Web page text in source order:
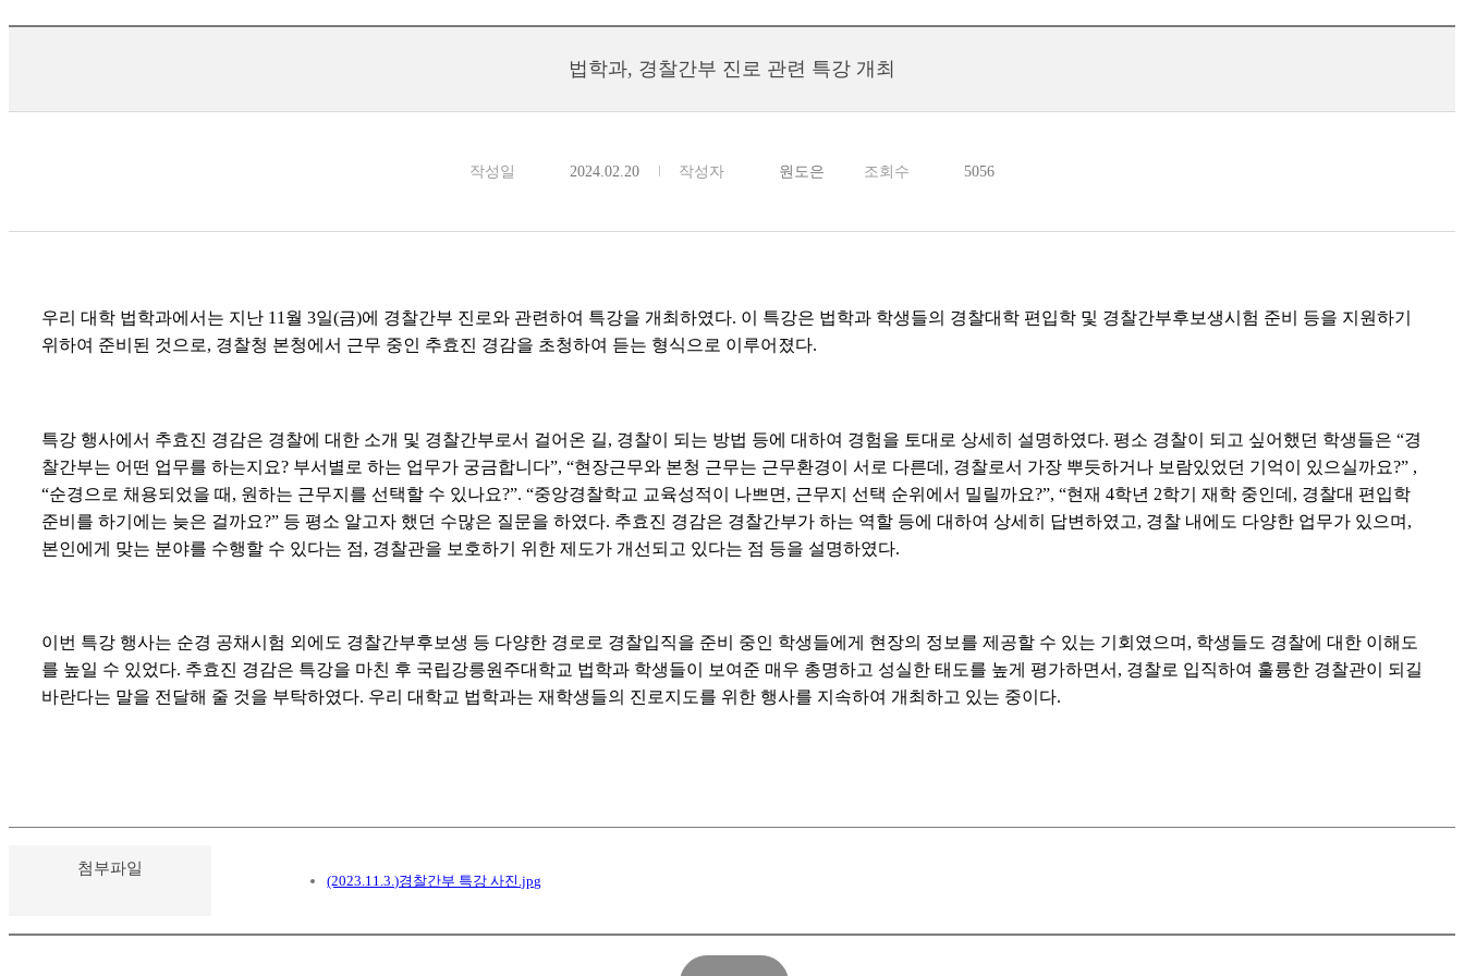
법학과, 경찰간부 진로 관련 특강 개최
작성일 2024.02.20 작성자 원도은 조회수 5056
우리 대학 법학과에서는 지난 11 월 3일(금)에 경찰간부 진로와 관련하여 특강을 개최하였다. 이 특강은 법학과 학생들의 경찰대학 편입학 및 경찰간부후보생시험 준비 등을 지원하기
위하여 준비된 것으로, 경찰청 본청에서 근무 중인 추효진 경감을 초청하여 듣는 형식으로 이루어졌다.
특강 행사에서 추효진 경감은 경찰에 대한 소개 및 경찰간부로서 걸어온 길, 경찰이 되는 방법 등에 대하여 경험을 토대로 상세히 설명하였다. 평소 경찰이 되고 싶어했던 학생들은 “경
찰간부는 어떤 업무를 하는지요? 부서별로 하는 업무가 궁금합니다”, “현장근무와 본청 근무는 근무환경이 서로 다른데 , 경찰로서 가장 뿌듯하거나 보람있었던 기억이 있으실까요?” ,
“순경으로 채용되었을 때 , 원하는 근무지를 선택할 수 있나요?”. “중앙경찰학교 교육성적이 나쁘면 , 근무지 선택 순위에서 밀릴까요?”, “현재 4학년 2학기 재학 중인데 , 경찰대 편입학
준비를 하기에는 늦은 걸까요?” 등 평소 알고자 했던 수많은 질문을 하였다. 추효진 경감은 경찰간부가 하는 역할 등에 대하여 상세히 답변하였고, 경찰 내에도 다양한 업무가 있으며 ,
본인에게 맞는 분야를 수행할 수 있다는 점, 경찰관을 보호하기 위한 제도가 개선되고 있다는 점 등을 설명하였다.
이번 특강 행사는 순경 공채시험 외에도 경찰간부후보생 등 다양한 경로로 경찰입직을 준비 중인 학생들에게 현장의 정보를 제공할 수 있는 기회였으며 , 학생들도 경찰에 대한 이해도
를 높일 수 있었다. 추효진 경감은 특강을 마친 후 국립강릉원주대학교 법학과 학생들이 보여준 매우 총명하고 성실한 태도를 높게 평가하면서 , 경찰로 입직하여 훌륭한 경찰관이 되길
바란다는 말을 전달해 줄 것을 부탁하였다. 우리 대학교 법학과는 재학생들의 진로지도를 위한 행사를 지속하여 개최하고 있는 중이다.
첨부파일
(2023.11.3.)경찰간부 특강 사진.jpg